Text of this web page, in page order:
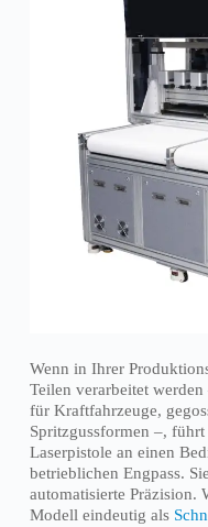
Wenn in Ihrer
Teilen verarbeitet
für Kraftfahrzeuge,
Spritzgussformen –,
Laserpistole an einen
betrieblichen Engpass.
automatisierte Präzision.
Modell eindeutig als